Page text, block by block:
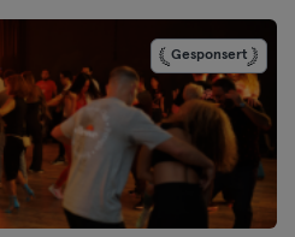
Gesponsert